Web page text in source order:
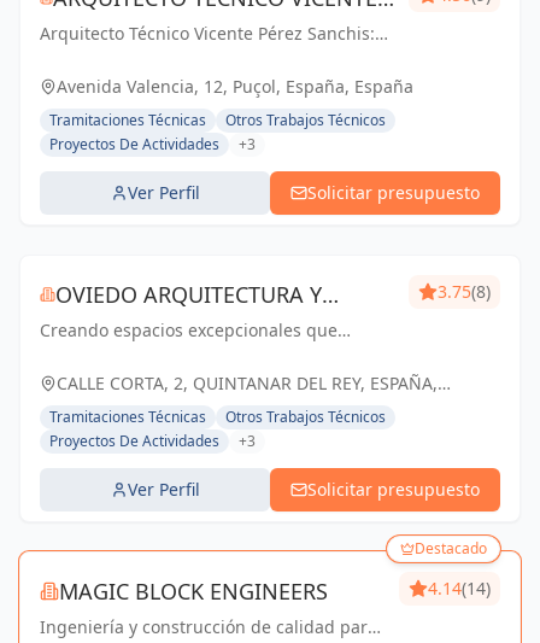
PÉREZ SANCHIS
Arquitecto Técnico Vicente Pérez Sanchis:
transformando ideas en realidad.
Avenida Valencia, 12, Puçol, España, España
Tramitaciones Técnicas
Otros Trabajos Técnicos
Proyectos De Actividades
+3
Ver Perfil Solicitar presupuesto
OVIEDO ARQUITECTURA Y
CONSTRUCCIÓN
Creando espacios excepcionales que
tiempo. Tu visión, nuestra pasión.
3.75(8)
CALLE CORTA, 2, QUINTANAR DEL REY, ESPAÑA,
España
Tramitaciones Técnicas
Otros Trabajos Técnicos
Proyectos De Actividades
+3
Ver Perfil Solicitar presupuesto
Destacado
MAGIC BLOCK ENGINEERS
Ingeniería y construcción de calidad para
4.14(14)